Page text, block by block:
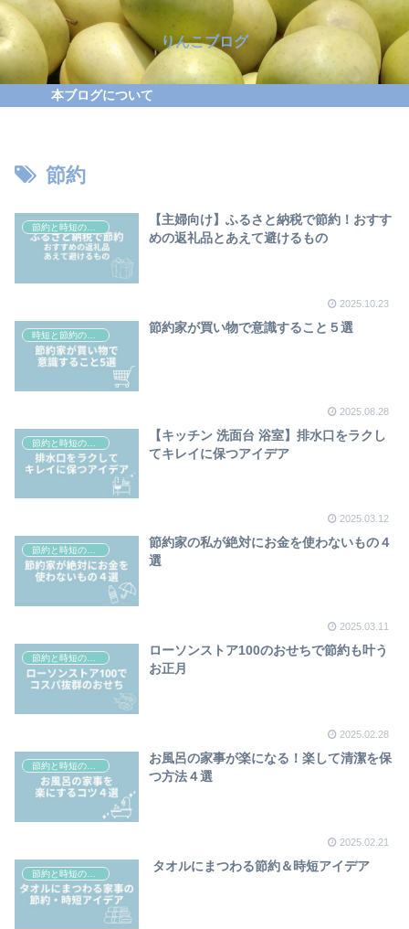
りんこブログ
本ブログについて
節約
【主婦向け】ふるさと納税で節約！おすす
めの返礼品とあえて避けるもの
2025.10.23
節約家が買い物で意識すること５選
2025.08.28
【キッチン 洗面台 浴室】排水口をラクし
てキレイに保つアイデア
2025.03.12
節約と時短の方法
節約家の私が絶対にお金を使わないもの４
選
2025.03.11
ローソンストア100のおせちで節約も叶う
お正月
2025.02.28
お風呂の家事が楽になる！楽して清潔を保
つ方法４選
2025.02.21
タオルにまつわる節約＆時短アイデア